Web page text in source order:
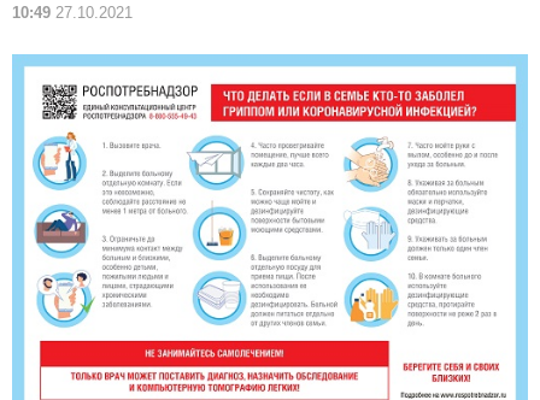
10:49 27.10.2021